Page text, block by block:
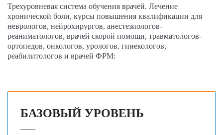
Трехуровневая система обучения врачей. Лечение
хронической боли, курсы повышения квалификации для
неврологов, нейрохирургов, анестезиологов-
реаниматологов, врачей скорой помощи, травматологов-
ортопедов, онкологов, урологов, гинекологов,
реабилитологов и врачей ФРМ:
БАЗОВЫЙ УРОВЕНЬ